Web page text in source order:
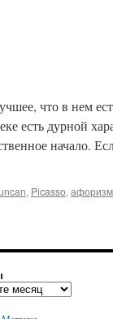
что в нем
есть дурной
начало.
, Picasso, афоризм